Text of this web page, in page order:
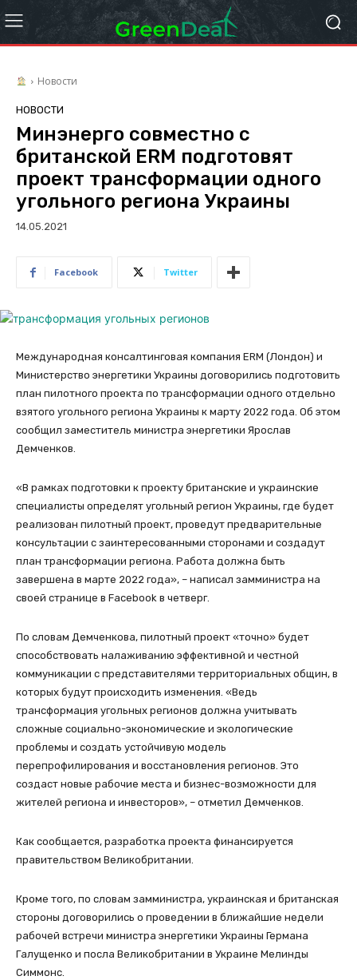
Новости
НОВОСТИ
Минэнерго совместно с
британской ERM подготовят
проект трансформации одного
угольного региона Украины
14.05.2021
Facebook Twitter
Международная консалтинговая компания ERM (Лондон) и
Министерство энергетики Украины договорились подготовить
план пилотного проекта по трансформации одного отдельно
взятого угольного региона Украины к марту 2022 года. Об этом
сообщил заместитель министра энергетики Ярослав
Демченков.
«В рамках подготовки к проекту британские и украинские
специалисты определят угольный регион Украины, где будет
реализован пилотный проект, проведут предварительные
консультации с заинтересованными сторонами и создадут
план трансформации региона. Работа должна быть
завершена в марте 2022 года», – написал замминистра на
своей странице в Facebook в четверг.
По словам Демченкова, пилотный проект «точно» будет
способствовать налаживанию эффективной и честной
коммуникации с представителями территориальных общин, в
которых будут происходить изменения. «Ведь
трансформация угольных регионов должна учитывать
сложные социально-экономические и экологические
проблемы и создать устойчивую модель
перепрофилирования и восстановления регионов. Это
создаст новые рабочие места и бизнес-возможности для
жителей региона и инвесторов», – отметил Демченков.
Как сообщается, разработка проекта финансируется
правительством Великобритании.
Кроме того, по словам замминистра, украинская и британская
стороны договорились о проведении в ближайшие недели
рабочей встречи министра энергетики Украины Германа
Галущенко и посла Великобритании в Украине Мелинды
Симмонс.